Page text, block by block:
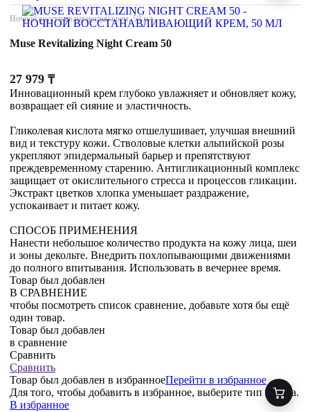
Ночной восстанавливающий крем, 50 мл
Muse Revitalizing Night Cream 50
27 979 ₸
Инновационный крем глубоко увлажняет и обновляет кожу,
возвращает ей сияние и эластичность.
Гликолевая кислота мягко отшелушивает, улучшая внешний
вид и текстуру кожи. Стволовые клетки альпийской розы
укрепляют эпидермальный барьер и препятствуют
преждевременному старению. Антигликационный комплекс
защищает от окислительного стресса и процессов гликации.
Экстракт цветков хлопка уменьшает раздражение,
успокаивает и питает кожу.
СПОСОБ ПРИМЕНЕНИЯ
Нанести небольшое количество продукта на кожу лица, шеи
и зоны декольте. Внедрить похлопывающими движениями
до полного впитывания. Использовать в вечернее время.
Товар был добавлен
В СРАВНЕНИЕ
чтобы посмотреть список сравнение, добавьте хотя бы ещё
один товар.
Товар был добавлен
в сравнение
Сравнить
Сравнить
Товар был добавлен в избранноеПерейти в избранное
Для того, чтобы добавить в избранное, выберите тип товара.
В избранное